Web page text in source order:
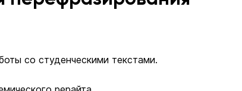
со студенческими текстами.